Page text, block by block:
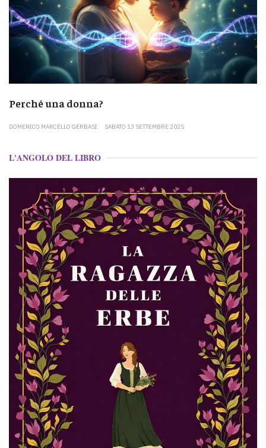
Perché una donna?
DOMENICO MARCELLO GERBASI SABATO 13 SETTEMBRE 2025
L'ANGOLO DEL LIBRO